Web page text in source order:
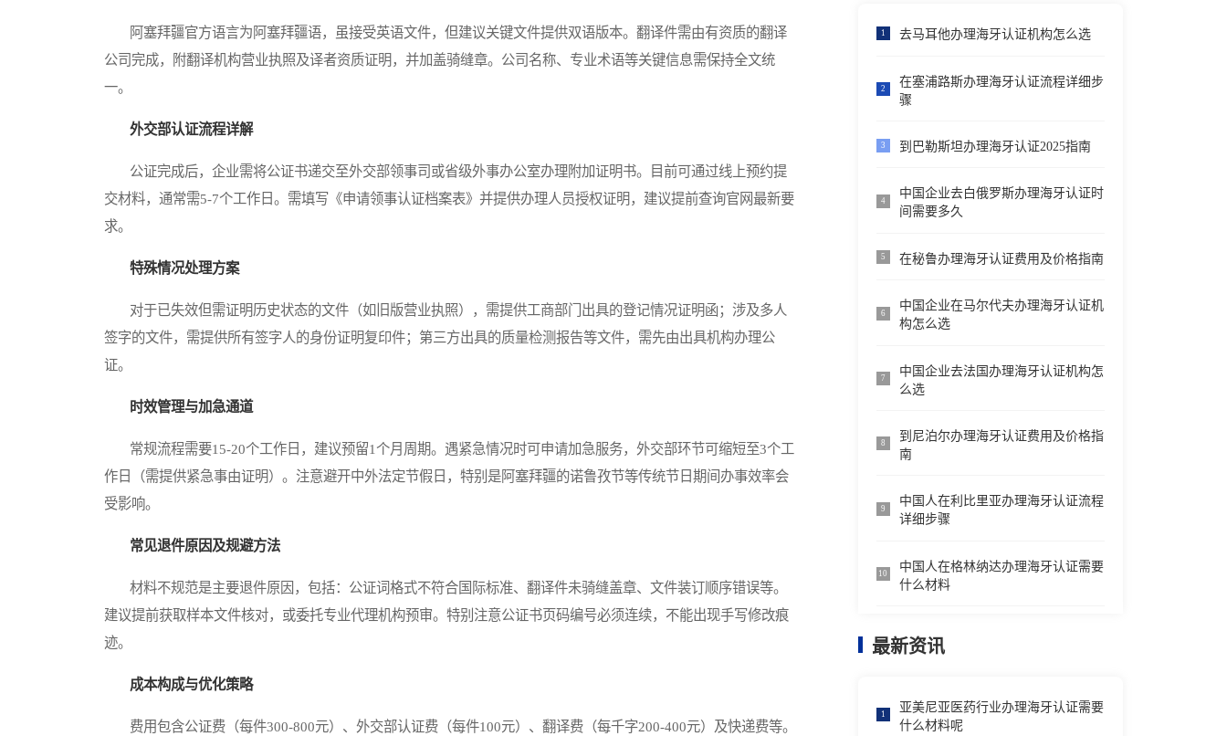
阿塞拜疆官方语言为阿塞拜疆语，虽接受英语文件，但建议关键文件提供双语版本。翻译件需由有资质的翻译
公司完成，附翻译机构营业执照及译者资质证明，并加盖骑缝章。公司名称、专业术语等关键信息需保持全文统
一。
外交部认证流程详解
公证完成后，企业需将公证书递交至外交部领事司或省级外事办公室办理附加证明书。目前可通过线上预约提
交材料，通常需5-7个工作日。需填写《申请领事认证档案表》并提供办理人员授权证明，建议提前查询官网最新要
求。
特殊情况处理方案
对于已失效但需证明历史状态的文件（如旧版营业执照），需提供工商部门出具的登记情况证明函；涉及多人
签字的文件，需提供所有签字人的身份证明复印件；第三方出具的质量检测报告等文件，需先由出具机构办理公
证。
时效管理与加急通道
常规流程需要15-20个工作日，建议预留1个月周期。遇紧急情况时可申请加急服务，外交部环节可缩短至3个工
作日（需提供紧急事由证明）。注意避开中外法定节假日，特别是阿塞拜疆的诺鲁孜节等传统节日期间办事效率会
受影响。
常见退件原因及规避方法
材料不规范是主要退件原因，包括：公证词格式不符合国际标准、翻译件未骑缝盖章、文件装订顺序错误等。
建议提前获取样本文件核对，或委托专业代理机构预审。特别注意公证书页码编号必须连续，不能出现手写修改痕
迹。
成本构成与优化策略
费用包含公证费（每件300-800元）、外交部认证费（每件100元）、翻译费（每千字200-400元）及快递费等。
1 去马耳他办理海牙认证机构怎么选
2
在塞浦路斯办理海牙认证流程详细步
骤
3 到巴勒斯坦办理海牙认证2025指南
4
中国企业去白俄罗斯办理海牙认证时
间需要多久
5 在秘鲁办理海牙认证费用及价格指南
6
中国企业在马尔代夫办理海牙认证机
构怎么选
7
中国企业去法国办理海牙认证机构怎
么选
8
到尼泊尔办理海牙认证费用及价格指
南
9
中国人在利比里亚办理海牙认证流程
详细步骤
10
中国人在格林纳达办理海牙认证需要
什么材料
最新资讯
1
亚美尼亚医药行业办理海牙认证需要
什么材料呢